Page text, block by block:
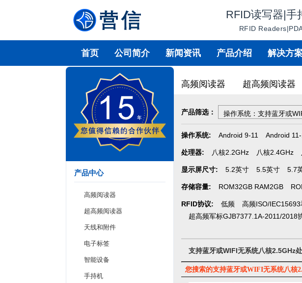
RFID读写器|手
RFID
首页 公司简介 新闻资讯 产品介绍 解决方
产品中心
高频阅读器
超高频阅读器
天线和附件
电子标签
智能设备
手持机
高频阅读器 超高频阅读器
产品筛选： 操作系统：支持蓝牙或
操作系统: Android 9-11 Android
处理器: 八核2.2GHz 八核2.4GHz
显示屏尺寸: 5.2英寸 5.5英寸 5.7
存储容量: ROM32GB RAM2GB
RFID协议: 低频 高频ISO/
超高频军标GJB7377.1A-2011/2018
支持蓝牙或WIFI无系统八核2.5GHz
您搜索的支持蓝牙或WIFI无系统八核